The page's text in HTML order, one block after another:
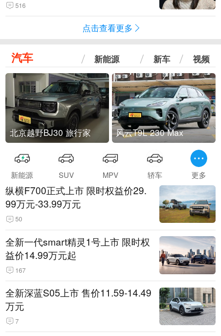
516
点击查看更多
汽车 新能源 新车 视频
北京越野BJ30 旅行家 风云T9L 230 Max
新能源 SUV MPV 轿车 更多
纵横F700正式上市 限时权益价29.
99万元-33.99万元
50
全新一代smart精灵1号上市 限时权
益价14.99万元起
167
全新深蓝S05上市 售价11.59-14.49
万元
7